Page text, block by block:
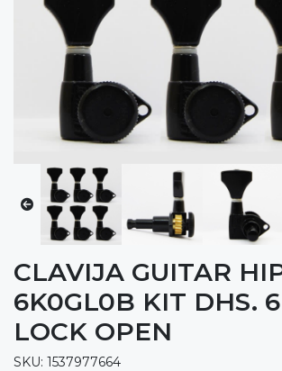
CLAVIJA GUITAR
6K0GL0B KIT DHS.
LOCK OPEN
SKU: 1537977664